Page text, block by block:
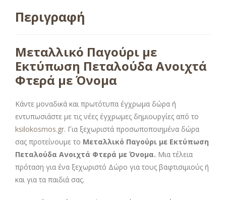
Περιγραφή
Μεταλλικό Παγούρι με
Εκτύπωση Πεταλούδα Ανοιχτά
Φτερά με Όνομα
Κάντε μοναδικά και πρωτότυπα έγχρωμα δώρα ή
εντυπωσιάστε με τις νέες έγχρωμες δημιουργίες από το
ksilokosmos.gr. Για ξεχωριστά προσωποποιημένα δώρα
σας προτείνουμε το Μεταλλικό Παγούρι με Εκτύπωση
Πεταλούδα Ανοιχτά Φτερά με Όνομα. Μια τέλεια
πρόταση για ένα ξεχωριστό Δώρο για τους βαφτισιμιούς ή
και για τα παιδιά σας.